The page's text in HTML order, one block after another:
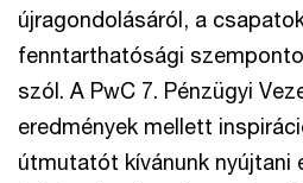
újragondolásáról, a
fenntarthatósági
szól. A PwC 7. Pénzügyi
eredmények mellett
útmutatót kívánunk nyújtani